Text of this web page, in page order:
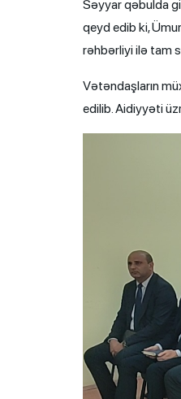
Səyyar qəbulda
qeyd edib ki,
rəhbərliyi ilə tam
Vətəndaşların
edilib. Aidiyyəti